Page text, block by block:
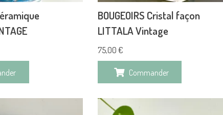
BOUGEOIRS Cristal façon
LITTALA Vintage
75,00 €
Commander